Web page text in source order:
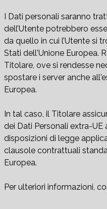
I Dati personali saranno
dell’Utente potrebbero
da quello in cui l’Utente si
Stati dell'Unione Europea.
Titolare, ove si rendesse
spostare i server anche
Europea.
In tal caso, il Titolare
dei Dati Personali extra-
disposizioni di legge
clausole contrattuali
Europea.
Per ulteriori informazioni,